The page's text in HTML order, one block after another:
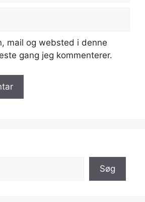
mail og websted i denne
gang jeg kommenterer.
Søg